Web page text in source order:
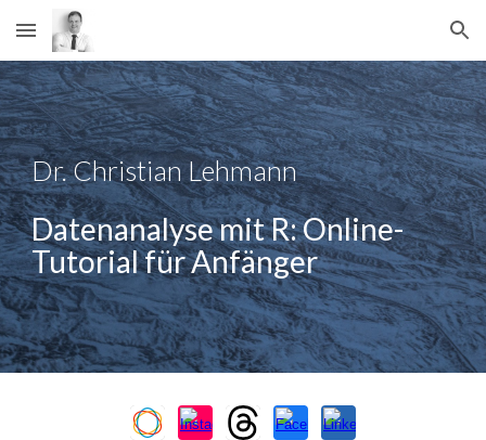
Skip to main content Skip to navigation
Dr. Christian Lehmann
Datenanalyse mit R:Online-
Tutorial für Anfänger